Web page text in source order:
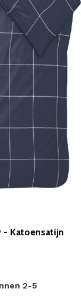
- Katoensatijn
2-5